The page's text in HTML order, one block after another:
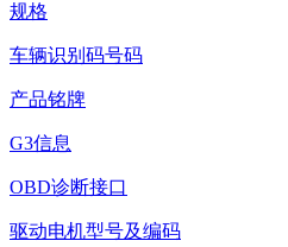
规格
车辆识别码号码
产品铭牌
G3信息
OBD诊断接口
驱动电机型号及编码